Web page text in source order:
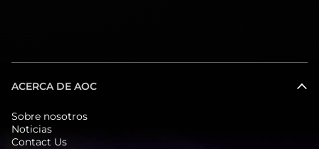
ACERCA DE AOC
Sobre nosotros
Noticias
Contact Us